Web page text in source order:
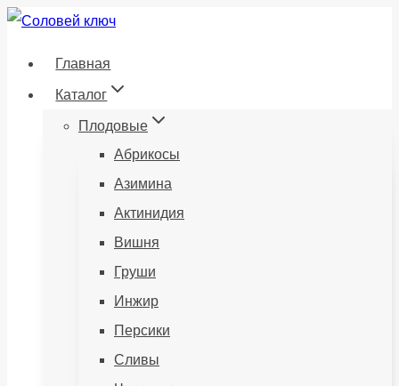
Перейти
Главная
Каталог
Плодовые
Абрикосы
Азимина
Актинидия
Вишня
Груши
Инжир
Персики
Сливы